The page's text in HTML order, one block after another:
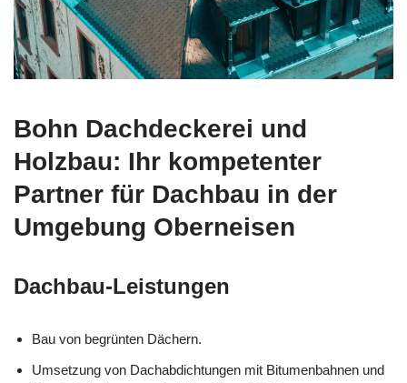
Bohn Dachdeckerei und
Holzbau: Ihr kompetenter
Partner für Dachbau in der
Umgebung Oberneisen
Dachbau-Leistungen
Bau von begrünten Dächern.
Umsetzung von Dachabdichtungen mit Bitumenbahnen und